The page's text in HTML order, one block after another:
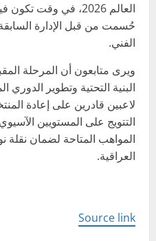
العالم 2026، في وقت
حُسمت من قبل الإدارة
الفني.
ويرى متابعون أن المرحلة
البنية التحتية وتطوير
لاعبين قادرين على إعادة
التتويج على المستويين
المواهب المتاحة لضمان
العراقية.
Source link